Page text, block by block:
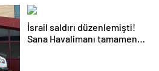
İsrail saldırı düzenlemişti!
Sana Havalimanı tamamen